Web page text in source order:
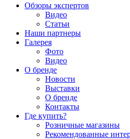
Обзоры экспертов
Видео
Статьи
Наши партнеры
Галерея
Фото
Видео
О бренде
Новости
Выставки
О бренде
Контакты
Где купить?
Розничные магазины
Рекомендованные